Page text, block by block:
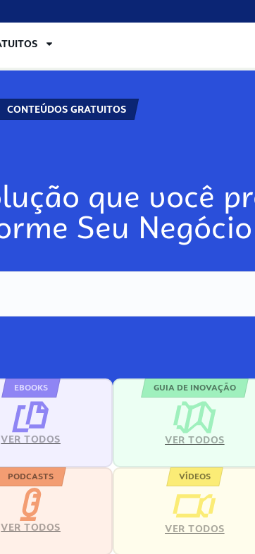
CONTEÚDOS GRATUITOS
que você
Seu Negócio
EBOOKS
VER TODOS
GUIA DE INOVAÇÃO
VER TODOS
PODCASTS
VER TODOS
VÍDEOS
VER TODOS